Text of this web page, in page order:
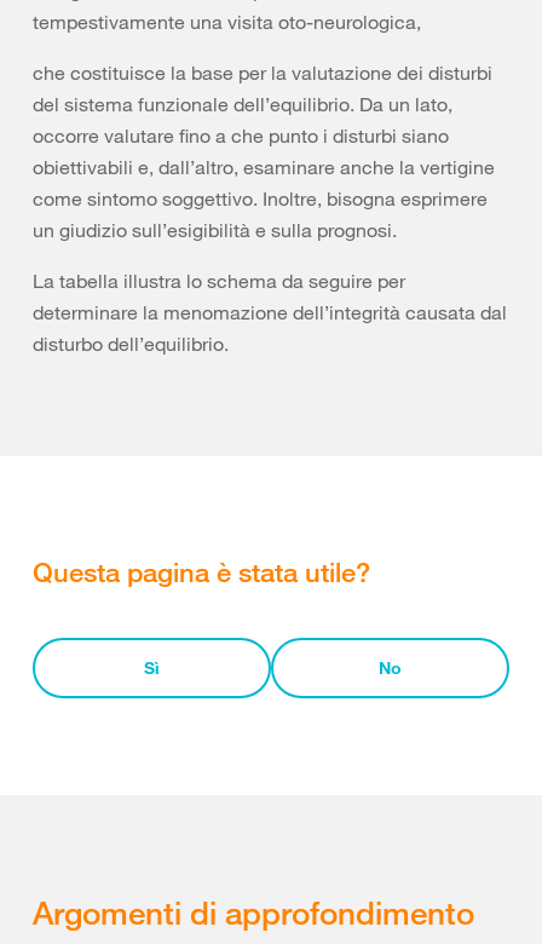
tempestivamente una visita oto-neurologica,
che costituisce la base per la valutazione dei disturbi
del sistema funzionale dell’equilibrio. Da un lato,
occorre valutare fino a che punto i disturbi siano
obiettivabili e, dall’altro, esaminare anche la vertigine
come sintomo soggettivo. Inoltre, bisogna esprimere
un giudizio sull’esigibilità e sulla prognosi.
La tabella illustra lo schema da seguire per
determinare la menomazione dell’integrità causata dal
disturbo dell’equilibrio.
Questa pagina è stata utile?
Sì No
Argomenti di approfondimento